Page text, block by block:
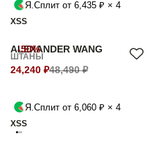
Я.Сплит от 6,435 ₽ × 4
XSS
-50%
ALEXANDER WANG
ШТАНЫ
24,240 ₽48,490 ₽
Я.Сплит от 6,060 ₽ × 4
XSS